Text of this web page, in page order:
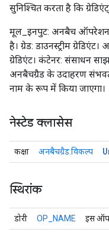
सुनिश्चित करता है कि
मूल_इनपुट: अनबैच ऑपरेशन
है। ग्रेड: डाउनस्ट्रीम
ग्रेडिएंट। कंटेनर: संसाधन
अनबैचग्रैड के उदाहरण
नाम के रूप में किया जाएगा।
नेस्टेड क्लासेस
कक्षा अनबैचग्रैड.विकल्प
स्थिरांक
डोरी OP_NAME इस ऑप